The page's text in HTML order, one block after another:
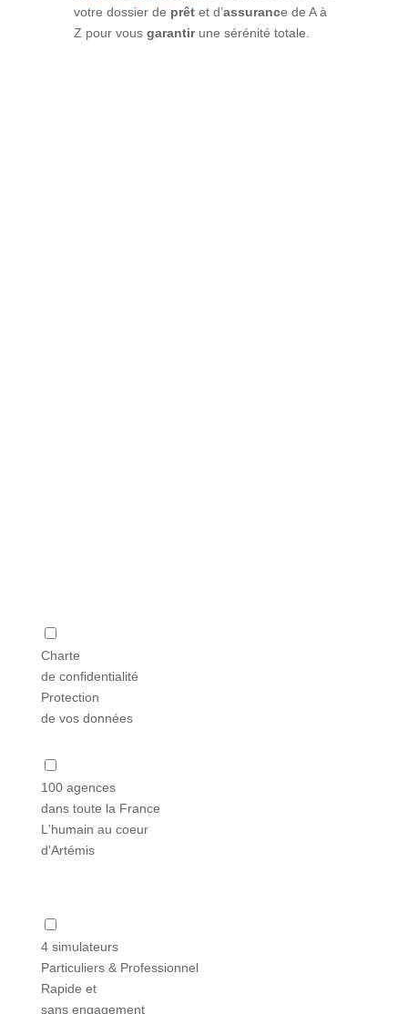
votre dossier de prêtet d’assurance de A à
Z pour vous garantirune sérénité totale.
Charte
de confidentialité
Protection
de vos données
100 agences
dans toute la France
L'humain au coeur
d'Artémis
4 simulateurs
Particuliers & Professionnel
Rapide et
sans engagement